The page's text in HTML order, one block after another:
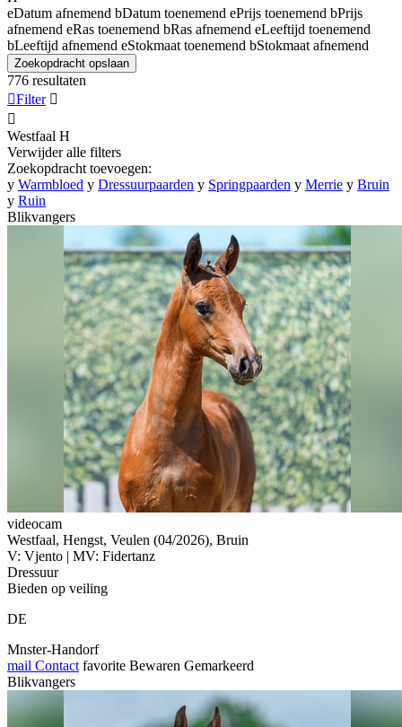
eDatum afnemend bDatum toenemend ePrijs toenemend bPrijs
afnemend eRas toenemend bRas afnemend eLeeftijd toenemend
bLeeftijd afnemend eStokmaat toenemend bStokmaat afnemend
Zoekopdracht opslaan
776 resultaten
Filter 

Westfaal H
Verwijder alle filters
Zoekopdracht toevoegen:
y Warmbloed y Dressuurpaarden y Springpaarden y Merrie y Bruin
y Ruin
Blikvangers
videocam
Westfaal, Hengst, Veulen (04/2026), Bruin
V: Vjento | MV: Fidertanz
Dressuur
Bieden op veiling
DE
Mnster-Handorf
mail Contact favorite Bewaren Gemarkeerd
Blikvangers